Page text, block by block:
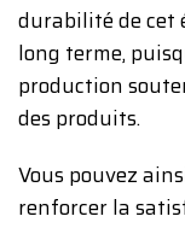
durabilité de cet
long terme,
production
des produits.
Vous pouvez
renforcer la